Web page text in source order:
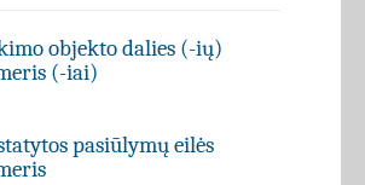
objekto dalies (-ių)
(-iai)
pasiūlymų eilės